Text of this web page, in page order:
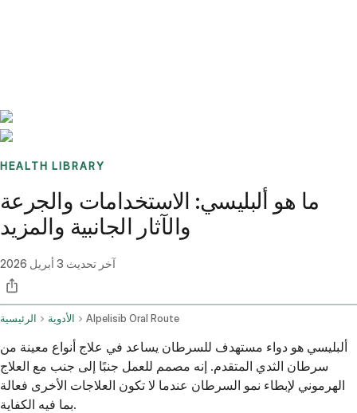
HEALTH LIBRARY
ما هو ألبليسي: الاستخدامات والجرعة
والآثار الجانبية والمزيد
آخر تحديث 3 أبريل 2026
الرئيسية الأدوية Alpelisib Oral Route
ألبليسي هو دواء مستهدف للسرطان يساعد في علاج أنواع معينة من
سرطان الثدي المتقدم. إنه مصمم للعمل جنبًا إلى جنب مع العلاج
الهرموني لإبطاء نمو السرطان عندما لا تكون العلاجات الأخرى فعالة
بما فيه الكفاية.